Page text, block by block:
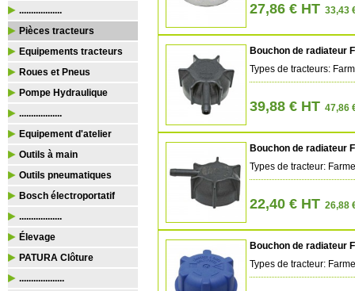
..................
Pièces tracteurs
Equipements tracteurs
Roues et Pneus
Pompe Hydraulique
..................
Equipement d'atelier
Outils à main
Outils pneumatiques
Bosch électroportatif
..................
Élevage
PATURA Clôture
...................
27,86 € HT 33,43
Bouchon de radiateur
Types de tracteurs:
39,88 € HT 47,86
Bouchon de radiateur
Types de tracteur:
22,40 € HT 26,88
Bouchon de radiateur
Types de tracteur: